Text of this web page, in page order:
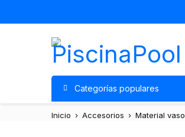
Categorías populares
Inicio › Accesorios › Material vaso